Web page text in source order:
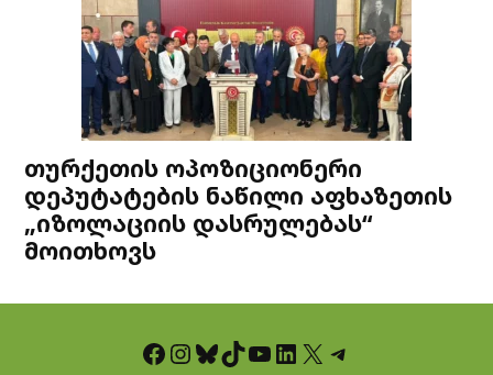
თურქეთის ოპოზიციონერი
დეპუტატების ნაწილი აფხაზეთის
„იზოლაციის დასრულებას“
მოითხოვს
Facebook InstagramBluesky TikTok YouTube LinkedIn X Telegram